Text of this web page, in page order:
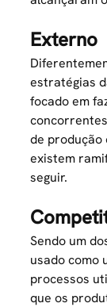
Externo
estratégias
focado em
de produção
existem
seguir.
Sendo um
usado como
processos
que os